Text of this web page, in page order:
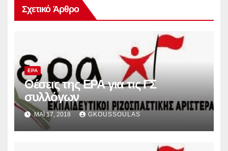
Σχετικό Άρθρο
ΕΡΑ
Θέσεις της ΕΡΑ για τις ΓΣ
συλλόγων
ΜΆΙ 17, 2018 GKOUSSOULAS